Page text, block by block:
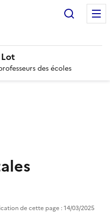
des écoles
de cette page : 14/03/2025